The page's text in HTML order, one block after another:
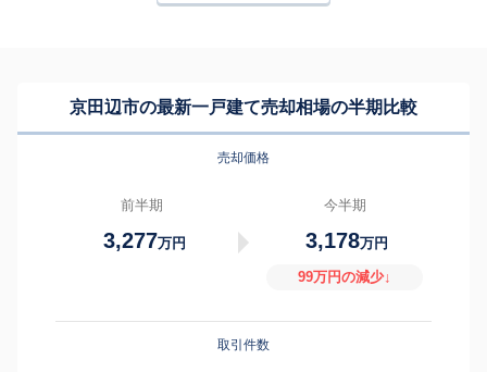
京田辺市の最新一戸建て売却相場の半期比較
売却価格
前半期
3,277万円
今半期
3,178万円
99万円の減少↓
取引件数